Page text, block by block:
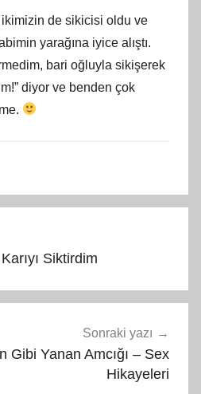
de sikicisi oldu ve
yarağına iyice alıştı.
, bari oğluyla sikişerek
diyor ve benden çok
Siktirdim
Sonraki yazı
Gibi Yanan Amcığı – Sex
Hikayeleri